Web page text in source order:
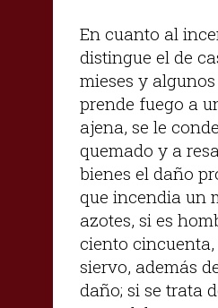
En cuanto al
distingue el de
mieses y
prende fuego a
ajena, se le
quemado y a
bienes el daño
que incendia un
azotes, si es
ciento cincuenta,
siervo, además
daño; si se trata